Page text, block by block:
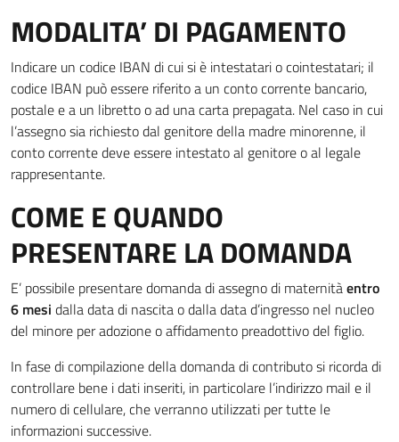
MODALITA’ DI PAGAMENTO
Indicare un codice IBAN di cui si è intestatari o cointestatari; il
codice IBAN può essere riferito a un conto corrente bancario,
postale e a un libretto o ad una carta prepagata. Nel caso in cui
l’assegno sia richiesto dal genitore della madre minorenne, il
conto corrente deve essere intestato al genitore o al legale
rappresentante.
COME E QUANDO
PRESENTARE LA DOMANDA
E’ possibile presentare domanda di assegno di maternitàentro
6 mesi dalla data di nascita o dalla data d’ingresso nel nucleo
del minore per adozione o affidamento preadottivo del figlio.
In fase di compilazione della domanda di contributo si ricorda di
controllare bene i dati inseriti, in particolare l’indirizzo mail e il
numero di cellulare, che verranno utilizzati per tutte le
informazioni successive.